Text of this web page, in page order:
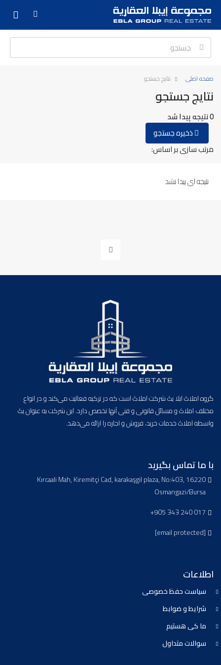
صفحه اصلی نتایج جستجو
نتایج جستجو
0 نتیجه پیدا شد
مرتب سازی بر اساس:
ذخیره جستجو
نتیجه ای پیدا نشد
گروه املاک ابلا یک شرکت املاک است که در ترکیه فعالیت می‌کند و در انواع
مختلف املاک و مسائل قانونی و فنی آنها تخصص دارد. این شرکت به عنوان یک
واسطه املاک خدمات خرید، فروش و اجاره را ارائه می‌دهد.
با ما تماس بگیرید
Kırcaali Mah, Kiremitçi Cad, karakaşgil plaza, No:403, 16220
Osmangazi/Bursa
+905 343 240 017
[email protected]
اطلاعات
سیاست حفظ خصوصی
شرایط و ضوابط
ما کی هستیم
سوالات متداول